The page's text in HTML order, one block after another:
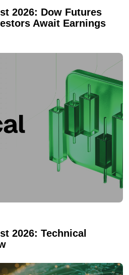
2026: Dow Futures
Await Earnings
2026: Technical